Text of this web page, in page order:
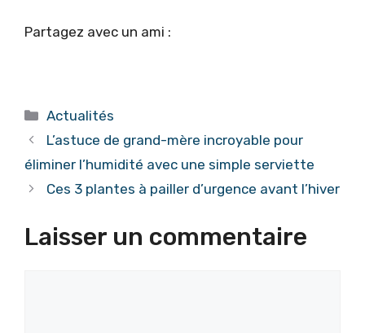
Partagez avec un ami :
Catégories
Actualités
L’astuce de grand-mère incroyable pour
éliminer l’humidité avec une simple serviette
Ces 3 plantes à pailler d’urgence avant l’hiver
Laisser un commentaire